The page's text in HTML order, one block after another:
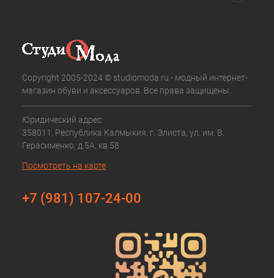
Copyright 2005-2024 © studiomoda.ru - модный интернет-
магазин обуви и аксессуаров. Все права защищены.
Юридический адрес:
358011, Республика Калмыкия, г. Элиста, ул. им. В.
Герасименко, д.5А, кв.58
Посмотреть на карте
+7 (981) 107-24-00